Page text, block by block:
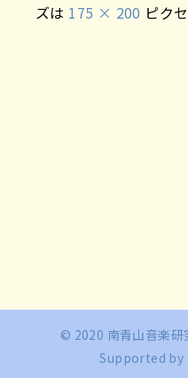
ズは 175 × 200 ピク
© 2020 南青山音楽
Supported by